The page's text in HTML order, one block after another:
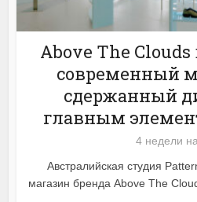
Above The
современный
сдержанный
главным
4 недели
Австралийская студия
магазин бренда Above The